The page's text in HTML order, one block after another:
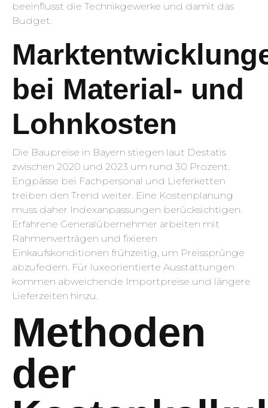
beeinflusst die Technikgewerke und damit das
Budget.
bei Material- und
Lohnkosten
Die Baupreise in Bayern stiegen laut Destatis
zwischen 2020 und 2023 um rund 30 Prozent.
Engpässe bei Fachpersonal und Lieferketten
treiben den Trend weiter. Eine Kostenplanung
muss daher Indexanpassungen berücksichtigen.
Erfahrene Generalübernehmer arbeiten mit
Rahmenverträgen und fixieren
Einkaufskonditionen frühzeitig, um Preissprünge
abzufedern. Für luxeorientierte Ausstattungen
kommen abweichende Importpreise und längere
Lieferzeiten hinzu.
Methoden
der